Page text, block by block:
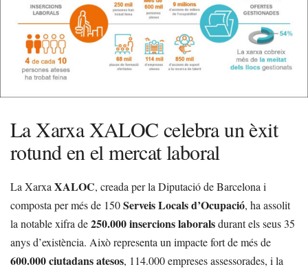
La Xarxa XALOC celebra un èxit
rotund en el mercat laboral
La Xarxa XALOC, creada per la Diputació de Barcelona i
composta per més de 150Serveis Locals d’Ocupació, ha assolit
la notable xifra de250.000 insercions laboralsdurant els seus 35
anys d’existència. Això representa un impacte fort de més de
600.000 ciutadans atesos, 114.000 empreses assessorades, i la